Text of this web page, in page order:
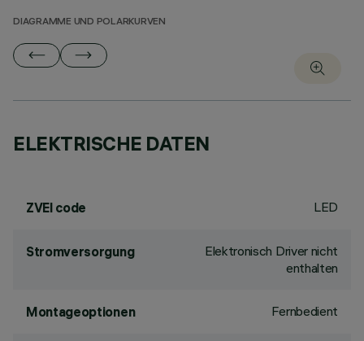
DIAGRAMME UND POLARKURVEN
ELEKTRISCHE DATEN
ZVEI code LED
Stromversorgung
Elektronisch Driver nicht
enthalten
Montageoptionen Fernbedient